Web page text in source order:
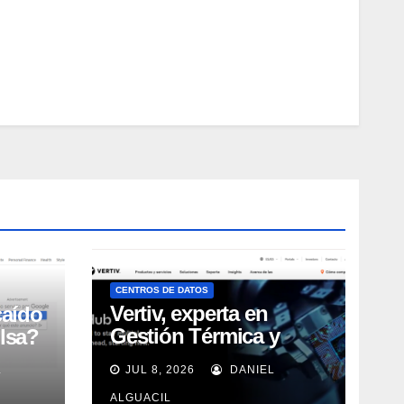
CENTROS DE DATOS
Vertiv, experta en
Gestión Térmica y
energía de Centros de
Datos, sigue su
JUL 8, 2026 DANIEL
ALGUACIL